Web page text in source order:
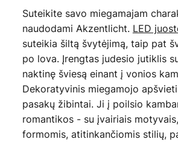
Suteikite savo miegamajam
naudodami Akzentlicht. LED
suteikia šiltą švytėjimą, taip pat
po lova. Įrengtas judesio jutiklis
naktinę šviesą einant į vonios
Dekoratyvinis miegamojo
pasakų žibintai. Ji į poilsio
romantikos - su įvairiais
formomis, atitinkančiomis stilių,